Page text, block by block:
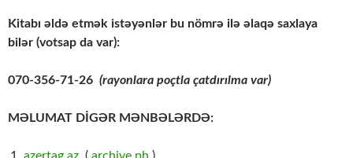
Kitabı əldə etmək istəyənlər bu nömrə ilə əlaqə saxlaya
bilər (votsap da var):
070-356-71-26 (rayonlara poçtla çatdırılma var)
MƏLUMAT DİGƏR MƏNBƏLƏRDƏ: